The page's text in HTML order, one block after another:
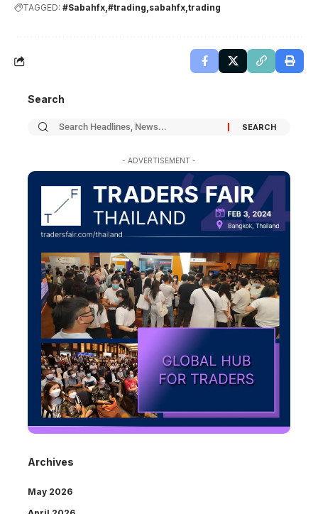
TAGGED: #Sabahfx #trading sabahfx trading
Search
- ADVERTISEMENT -
Archives
May 2026